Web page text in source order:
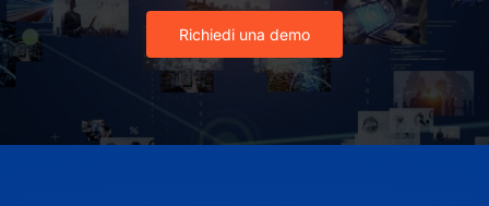
Richiedi una demo